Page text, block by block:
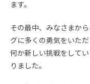
ます。
その最中、みなさまか
グに多くの勇気をいた
何か新しい挑戦をして
りました。